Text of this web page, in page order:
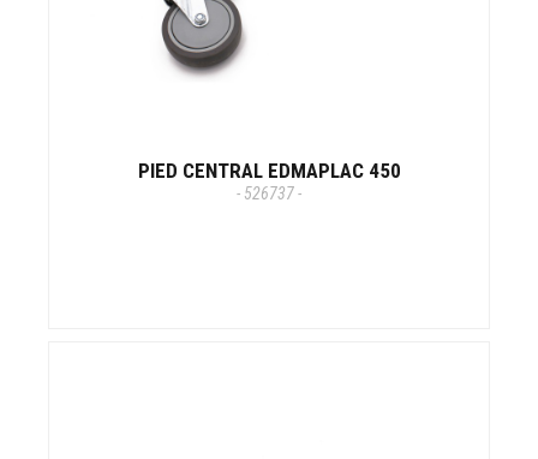
PIED CENTRAL EDMAPLAC 450
- 526737 -